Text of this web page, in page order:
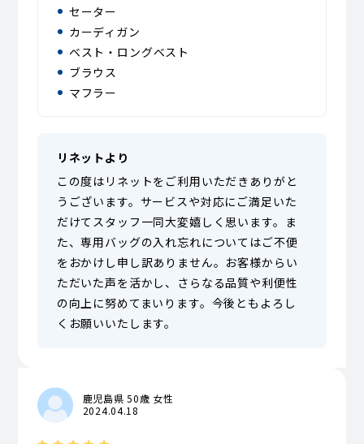
セーター
カーディガン
ベスト・ロングベスト
ブラウス
マフラー
リネットより
この度はリネットをご利用いただきありがと
うございます。サービスや対応にご満足いた
だけてスタッフ一同大変嬉しく思います。ま
た、専用バッグの入れ忘れについてはご不便
をおかけし申し訳ありません。お客様からい
ただいた声を活かし、さらなる品質や利便性
の向上に努めてまいります。今後ともよろし
くお願いいたします。
鹿児島県 50歳 女性
2024.04.18